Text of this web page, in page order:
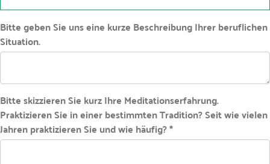
Bitte geben Sie uns eine kurze Beschreibung Ihrer beruflichen
Situation.
Bitte skizzieren Sie kurz Ihre Meditationserfahrung.
Praktizieren Sie in einer bestimmten Tradition? Seit wie vielen
Jahren praktizieren Sie und wie häufig? *